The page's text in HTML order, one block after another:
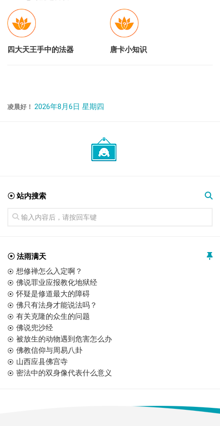
四大天王手中的法器 唐卡小知识
凌晨好！ 2026年8月6日 星期四
☉ 站内搜索
☉ 法雨满天
想修禅怎么入定啊？
佛说罪业应报教化地狱经
怀疑是修道最大的障碍
佛只有法身才能说法吗？
有关克隆的众生的问题
佛说兜沙经
被放生的动物遇到危害怎么办
佛教信仰与周易八卦
山西应县佛宫寺
密法中的双身像代表什么意义